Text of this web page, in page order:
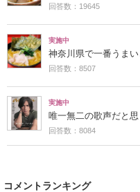
回答数：19645
実施中
神奈川県で一番うま
回答数：8507
実施中
唯一無二の歌声だと
回答数：8084
コメントランキング